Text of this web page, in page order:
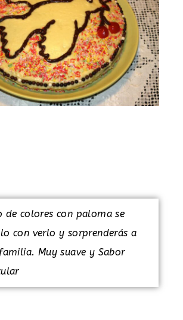
de colores con paloma se
con verlo y sorprenderás a
Muy suave y Sabor